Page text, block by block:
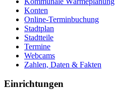
Konten
Online-Terminbuchung
Stadtplan
Stadtteile
Termine
Webcams
Zahlen, Daten & Fakten
Einrichtungen